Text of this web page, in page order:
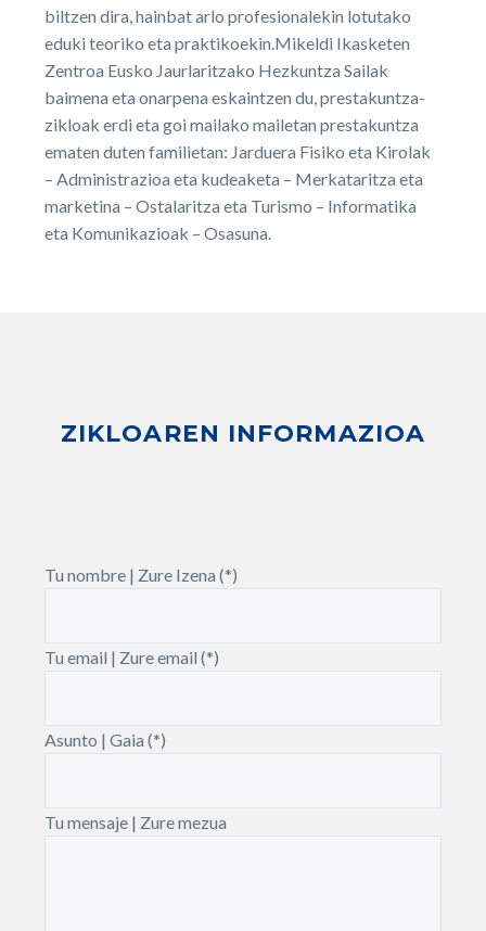
biltzen dira, hainbat arlo profesionalekin lotutako
eduki teoriko eta praktikoekin.Mikeldi Ikasketen
Zentroa Eusko Jaurlaritzako Hezkuntza Sailak
baimena eta onarpena eskaintzen du, prestakuntza-
zikloak erdi eta goi mailako mailetan prestakuntza
ematen duten familietan: Jarduera Fisiko eta Kirolak
– Administrazioa eta kudeaketa – Merkataritza eta
marketina – Ostalaritza eta Turismo – Informatika
eta Komunikazioak – Osasuna.
ZIKLOAREN INFORMAZIOA
Tu nombre | Zure Izena (*)
Tu email | Zure email (*)
Asunto | Gaia (*)
Tu mensaje | Zure mezua